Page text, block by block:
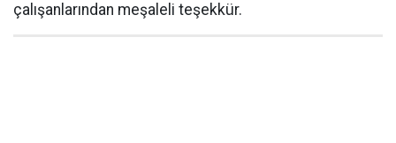
çalışanlarından meşaleli teşekkür.